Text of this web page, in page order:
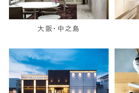
大阪・中之島